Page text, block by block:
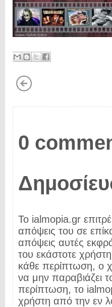
0
Το ialmopia.gr
απόψεις του σε
απόψεις αυτές
του εκάστοτε
κάθε περίπτωση, ο
να μην παραβιάζει
περίπτωση, το
χρήστη από την εν